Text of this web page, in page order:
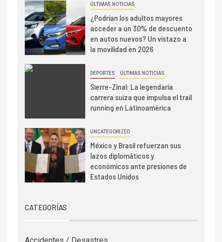
ÚLTIMAS NOTICIAS
¿Podrían los adultos mayores
acceder a un 30% de descuento
en autos nuevos? Un vistazo a
la movilidad en 2026
DEPORTES ÚLTIMAS NOTICIAS
Sierre-Zinal: La legendaria
carrera suiza que impulsa el trail
running en Latinoamérica
UNCATEGORIZED
México y Brasil refuerzan sus
lazos diplomáticos y
económicos ante presiones de
Estados Unidos
CATEGORÍAS